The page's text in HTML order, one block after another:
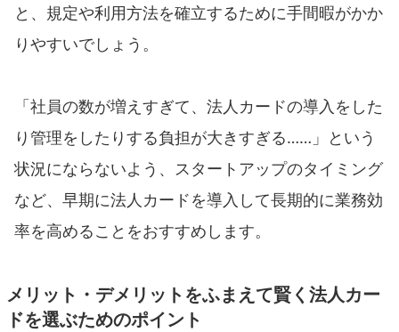
と、規定や利用方法を確立するために手間暇がかか
りやすいでしょう。
「社員の数が増えすぎて、法人カードの導入をした
り管理をしたりする負担が大きすぎる……」という
状況にならないよう、スタートアップのタイミング
など、早期に法人カードを導入して長期的に業務効
率を高めることをおすすめします。
メリット・デメリットをふまえて賢く法人カー
ドを選ぶためのポイント